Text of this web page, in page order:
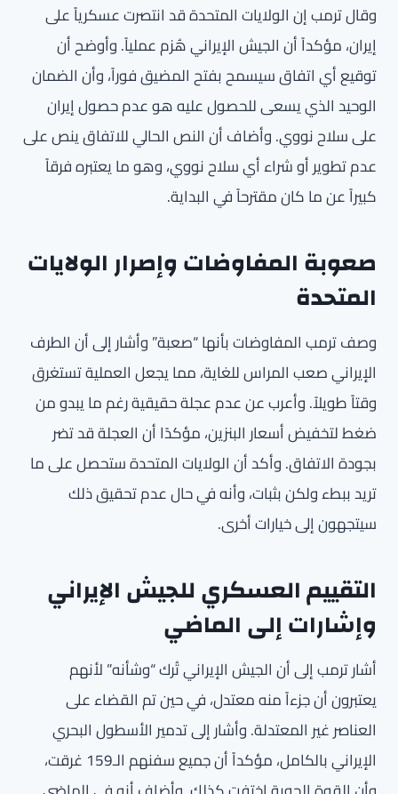
وقال ترمب إن الولايات المتحدة قد انتصرت عسكرياً على
إيران، مؤكداً أن الجيش الإيراني هُزم عملياً. وأوضح أن
توقيع أي اتفاق سيسمح بفتح المضيق فوراً، وأن الضمان
الوحيد الذي يسعى للحصول عليه هو عدم حصول إيران
على سلاح نووي. وأضاف أن النص الحالي للاتفاق ينص على
عدم تطوير أو شراء أي سلاح نووي، وهو ما يعتبره فرقاً
كبيراً عن ما كان مقترحاً في البداية.
صعوبة المفاوضات وإصرار الولايات
المتحدة
وصف ترمب المفاوضات بأنها “صعبة” وأشار إلى أن الطرف
الإيراني صعب المراس للغاية، مما يجعل العملية تستغرق
وقتاً طويلاً. وأعرب عن عدم عجلة حقيقية رغم ما يبدو من
ضغط لتخفيض أسعار البنزين، مؤكدًا أن العجلة قد تضر
بجودة الاتفاق. وأكد أن الولايات المتحدة ستحصل على ما
تريد ببطء ولكن بثبات، وأنه في حال عدم تحقيق ذلك
سيتجهون إلى خيارات أخرى.
التقييم العسكري للجيش الإيراني
وإشارات إلى الماضي
أشار ترمب إلى أن الجيش الإيراني تُرك “وشأنه” لأنهم
يعتبرون أن جزءاً منه معتدل، في حين تم القضاء على
العناصر غير المعتدلة. وأشار إلى تدمير الأسطول البحري
الإيراني بالكامل، مؤكداً أن جميع سفنهم الـ159 غرقت،